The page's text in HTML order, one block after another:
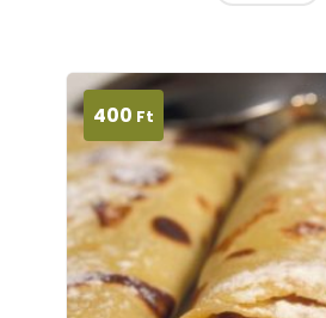
400 Ft